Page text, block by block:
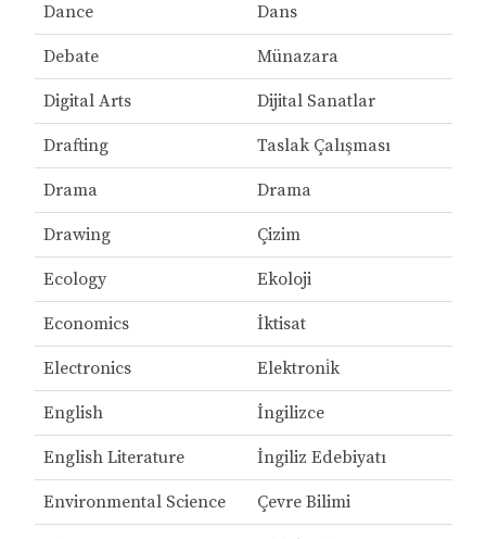
Dance Dans
Debate Münazara
Digital Arts Dijital Sanatlar
Drafting Taslak Çalışması
Drama Drama
Drawing Çizim
Ecology Ekoloji
Economics İktisat
Electronics Elektroni̇k
English İngilizce
English Literature İngiliz Edebiyatı
Environmental Science Çevre Bilimi